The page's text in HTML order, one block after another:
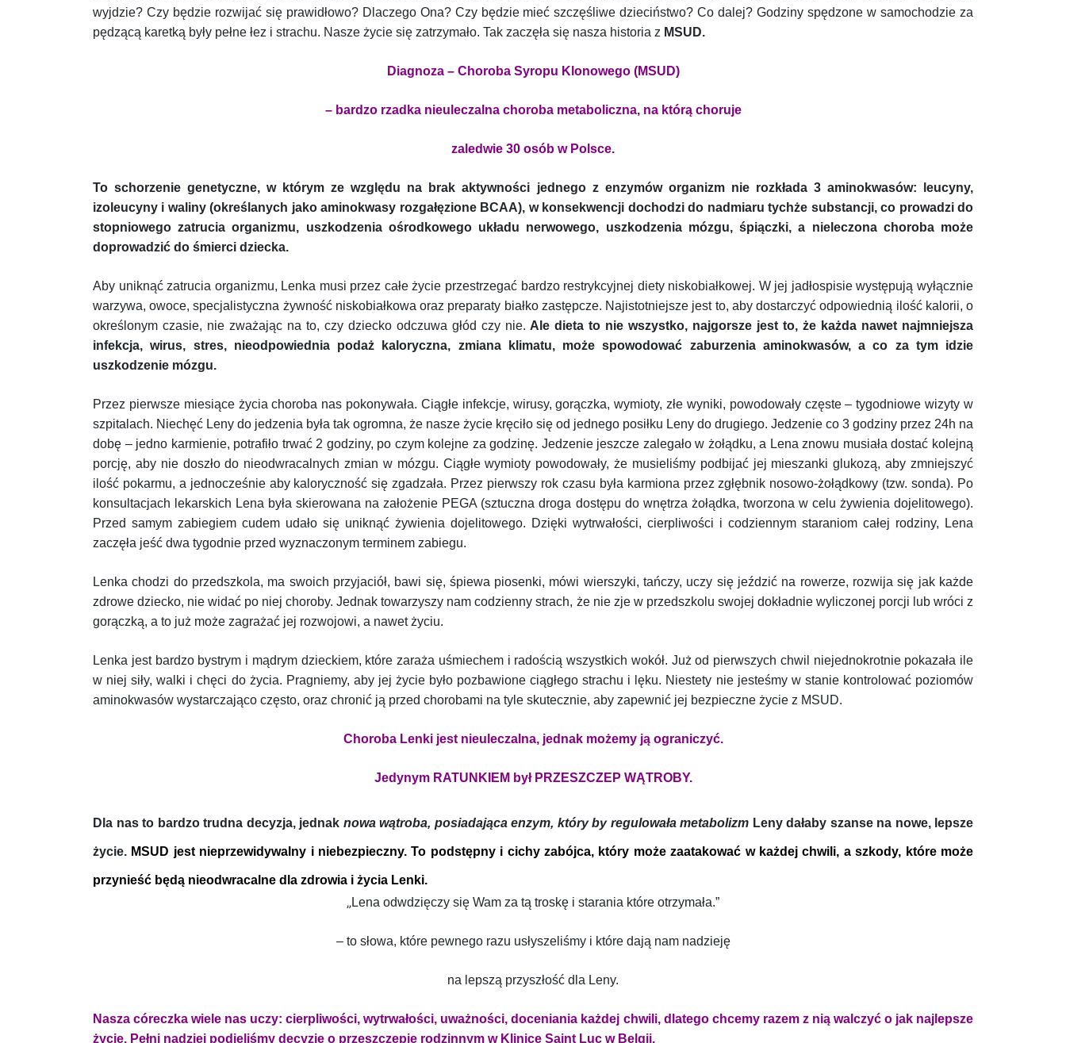
wyjdzie? Czy będzie rozwijać się prawidłowo? Dlaczego Ona? Czy będzie mieć szczęśliwe dzieciństwo? Co dalej? Godziny spędzone w samochodzie za
pędzącą karetką były pełne łez i strachu. Nasze życie się zatrzymało. Tak zaczęła się nasza historia z MSUD.
Diagnoza – Choroba Syropu Klonowego (MSUD)
– bardzo rzadka nieuleczalna choroba metaboliczna, na którą choruje
zaledwie 30 osób w Polsce.
To schorzenie genetyczne, w którym ze względu na brak aktywności jednego z enzymów organizm nie rozkłada 3 aminokwasów: leucyny,
izoleucyny i waliny (określanych jako aminokwasy rozgałęzione BCAA), w konsekwencji dochodzi do nadmiaru tychże substancji, co prowadzi do
stopniowego zatrucia organizmu, uszkodzenia ośrodkowego układu nerwowego, uszkodzenia mózgu, śpiączki, a nieleczona choroba może
doprowadzić do śmierci dziecka.
Aby uniknąć zatrucia organizmu, Lenka musi przez całe życie przestrzegać bardzo restrykcyjnej diety niskobiałkowej. W jej jadłospisie występują wyłącznie
warzywa, owoce, specjalistyczna żywność niskobiałkowa oraz preparaty białko zastępcze. Najistotniejsze jest to, aby dostarczyć odpowiednią ilość kalorii, o
określonym czasie, nie zważając na to, czy dziecko odczuwa głód czy nie. Ale dieta to nie wszystko, najgorsze jest to, że każda nawet najmniejsza
infekcja, wirus, stres, nieodpowiednia podaż kaloryczna, zmiana klimatu, może spowodować zaburzenia aminokwasów, a co za tym idzie
uszkodzenie mózgu.
Przez pierwsze miesiące życia choroba nas pokonywała. Ciągłe infekcje, wirusy, gorączka, wymioty, złe wyniki, powodowały częste – tygodniowe wizyty w
szpitalach. Niechęć Leny do jedzenia była tak ogromna, że nasze życie kręciło się od jednego posiłku Leny do drugiego. Jedzenie co 3 godziny przez 24h na
dobę – jedno karmienie, potrafiło trwać 2 godziny, po czym kolejne za godzinę. Jedzenie jeszcze zalegało w żołądku, a Lena znowu musiała dostać kolejną
porcję, aby nie doszło do nieodwracalnych zmian w mózgu. Ciągłe wymioty powodowały, że musieliśmy podbijać jej mieszanki glukozą, aby zmniejszyć
ilość pokarmu, a jednocześnie aby kaloryczność się zgadzała. Przez pierwszy rok czasu była karmiona przez zgłębnik nosowo-żołądkowy (tzw. sonda). Po
konsultacjach lekarskich Lena była skierowana na założenie PEGA (sztuczna droga dostępu do wnętrza żołądka, tworzona w celu żywienia dojelitowego).
Przed samym zabiegiem cudem udało się uniknąć żywienia dojelitowego. Dzięki wytrwałości, cierpliwości i codziennym staraniom całej rodziny, Lena
zaczęła jeść dwa tygodnie przed wyznaczonym terminem zabiegu.
Lenka chodzi do przedszkola, ma swoich przyjaciół, bawi się, śpiewa piosenki, mówi wierszyki, tańczy, uczy się jeździć na rowerze, rozwija się jak każde
zdrowe dziecko, nie widać po niej choroby. Jednak towarzyszy nam codzienny strach, że nie zje w przedszkolu swojej dokładnie wyliczonej porcji lub wróci z
gorączką, a to już może zagrażać jej rozwojowi, a nawet życiu.
Lenka jest bardzo bystrym i mądrym dzieckiem, które zaraża uśmiechem i radością wszystkich wokół. Już od pierwszych chwil niejednokrotnie pokazała ile
w niej siły, walki i chęci do życia. Pragniemy, aby jej życie było pozbawione ciągłego strachu i lęku. Niestety nie jesteśmy w stanie kontrolować poziomów
aminokwasów wystarczająco często, oraz chronić ją przed chorobami na tyle skutecznie, aby zapewnić jej bezpieczne życie z MSUD.
Choroba Lenki jest nieuleczalna, jednak możemy ją ograniczyć.
Jedynym RATUNKIEM był PRZESZCZEP WĄTROBY.
Dla nas to bardzo trudna decyzja, jednak nowa wątroba, posiadająca enzym, który by regulowała metabolizm Leny dałaby szanse na nowe, lepsze
życie. MSUD jest nieprzewidywalny i niebezpieczny. To podstępny i cichy zabójca, który może zaatakować w każdej chwili, a szkody, które może
przynieść będą nieodwracalne dla zdrowia i życia Lenki.
„Lena odwdzięczy się Wam za tą troskę i starania które otrzymała.”
– to słowa, które pewnego razu usłyszeliśmy i które dają nam nadzieję
na lepszą przyszłość dla Leny.
Nasza córeczka wiele nas uczy: cierpliwości, wytrwałości, uważności, doceniania każdej chwili, dlatego chcemy razem z nią walczyć o jak najlepsze
życie. Pełni nadziei podjęliśmy decyzję o przeszczepie rodzinnym w Klinice Saint Luc w Belgii.